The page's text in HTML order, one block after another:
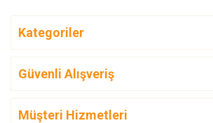
Kategoriler
Güvenli Alışveriş
Müşteri Hizmetleri